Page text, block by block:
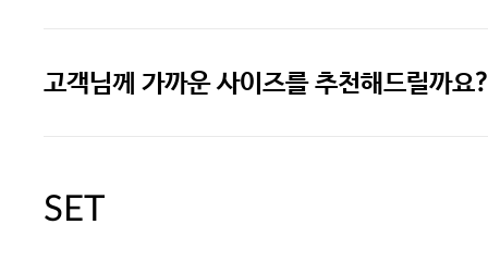
주말특가 20%(8.7~8.9)/5만원 이
고객님께 가까운 사이즈를 추천해드릴까요?
SET